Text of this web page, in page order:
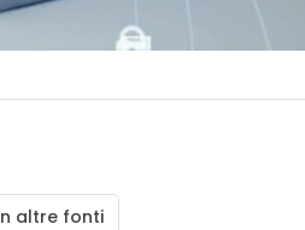
altre fonti